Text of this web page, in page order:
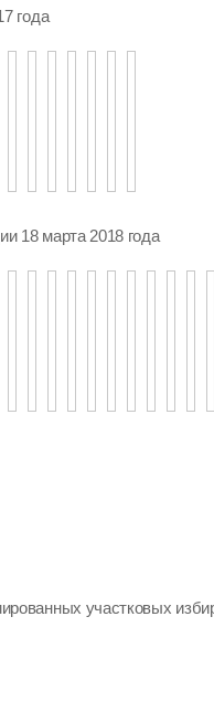
года
18 марта 2018 года
участковых